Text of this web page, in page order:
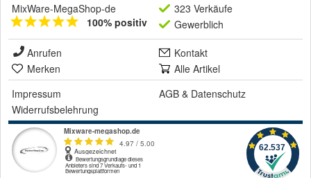
MixWare-MegaShop-de
100% positiv
323 Verkäufe
Gewerblich
Anrufen
Kontakt
Merken
Alle Artikel
Impressum
AGB & Datenschutz
Widerrufsbelehrung